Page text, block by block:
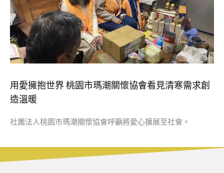
用愛擁抱世界 桃園市瑪潮關懷協會看見清寒需求創
造溫暖
社團法人桃園市瑪潮關懷協會呼籲將愛心擴展至社會。